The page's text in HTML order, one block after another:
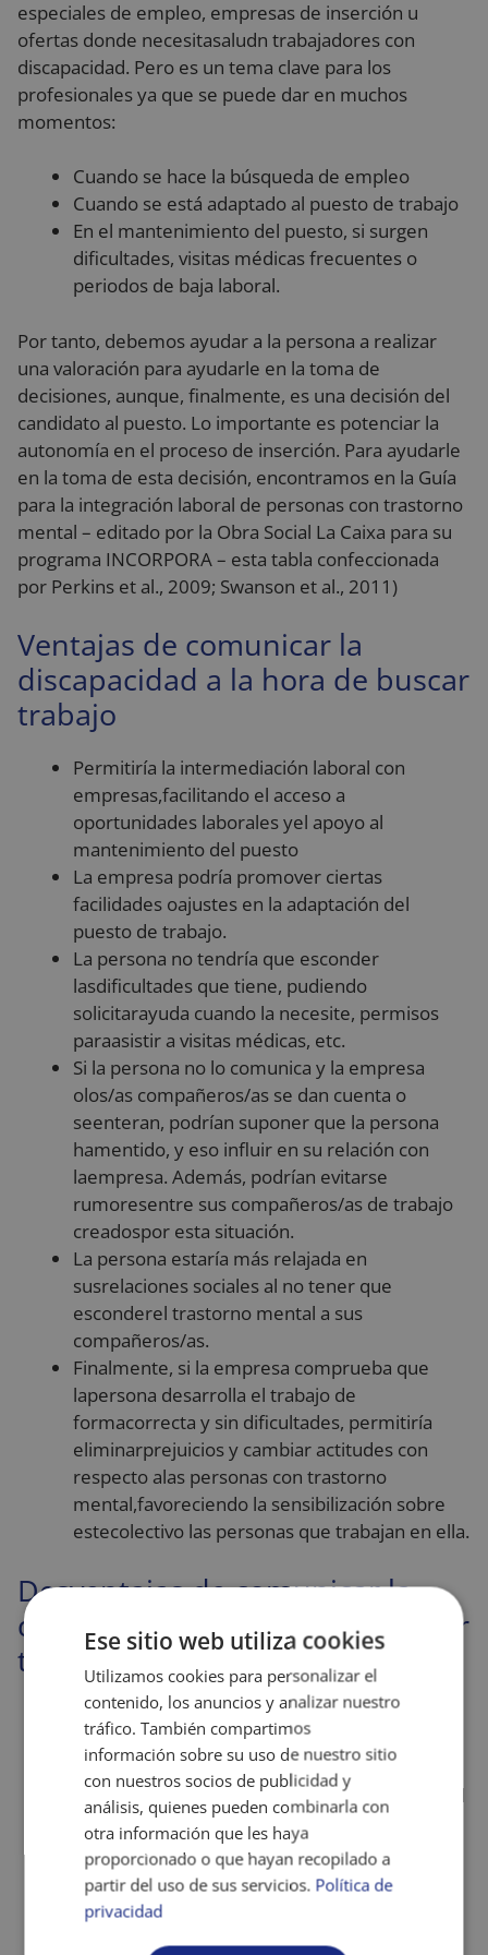
especiales de empleo, empresas de inserción u
ofertas donde necesitasaludn trabajadores con
discapacidad. Pero es un tema clave para los
profesionales ya que se puede dar en muchos
momentos:
Cuando se hace la búsqueda de empleo
Cuando se está adaptado al puesto de trabajo
En el mantenimiento del puesto, si surgen
dificultades, visitas médicas frecuentes o
periodos de baja laboral.
Por tanto, debemos ayudar a la persona a realizar
una valoración para ayudarle en la toma de
decisiones, aunque, finalmente, es una decisión del
candidato al puesto. Lo importante es potenciar la
autonomía en el proceso de inserción. Para ayudarle
en la toma de esta decisión, encontramos en la Guía
para la integración laboral de personas con trastorno
mental – editado por la Obra Social La Caixa para su
programa INCORPORA – esta tabla confeccionada
por Perkins et al., 2009; Swanson et al., 2011)
Ventajas de comunicar la
discapacidad a la hora de buscar
trabajo
Permitiría la intermediación laboral con
empresas,facilitando el acceso a
oportunidades laborales yel apoyo al
mantenimiento del puesto
La empresa podría promover ciertas
facilidades oajustes en la adaptación del
puesto de trabajo.
La persona no tendría que esconder
lasdificultades que tiene, pudiendo
solicitarayuda cuando la necesite, permisos
paraasistir a visitas médicas, etc.
Si la persona no lo comunica y la empresa
olos/as compañeros/as se dan cuenta o
seenteran, podrían suponer que la persona
hamentido, y eso influir en su relación con
laempresa. Además, podrían evitarse
rumoresentre sus compañeros/as de trabajo
creadospor esta situación.
La persona estaría más relajada en
susrelaciones sociales al no tener que
esconderel trastorno mental a sus
compañeros/as.
Finalmente, si la empresa comprueba que
lapersona desarrolla el trabajo de
formacorrecta y sin dificultades, permitiría
eliminarprejuicios y cambiar actitudes con
respecto alas personas con trastorno
mental,favoreciendo la sensibilización sobre
estecolectivo las personas que trabajan en ella.
Desventajas de comunicar la
discapacidad a la hora de buscar
trabajo
Comunicar la existencia de un trastorno
mental podría dificultar la inserción laboral,
debido al estigma.
Si la persona ya tiene un empleo, comunicar el
trastorno mental podría provocar dificultades
en la promoción o el mantenimiento del
puesto de trabajo.
Por otra parte, la empresa podría desestimar
el hecho de confiar a la persona otras
Ese sitio web utiliza cookies
Utilizamos cookies para personalizar el
contenido, los anuncios y analizar nuestro
tráfico. También compartimos
información sobre su uso de nuestro sitio
con nuestros socios de publicidad y
análisis, quienes pueden combinarla con
otra información que les haya
proporcionado o que hayan recopilado a
partir del uso de sus servicios. Política de
privacidad